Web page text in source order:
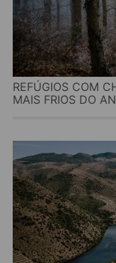
REFÚGIOS COM
MAIS FRIOS DO